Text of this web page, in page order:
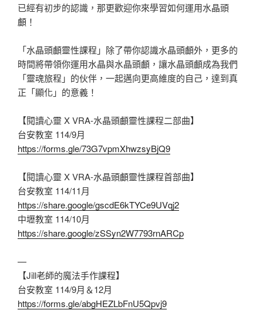
已經有初步的認識，那更歡迎你來學習如何運用水晶頭
顱！
「水晶頭顱靈性課程」除了帶你認識水晶頭顱外，更多的
時間將帶領你運用水晶與水晶頭顱，讓水晶頭顱成為我們
「靈魂旅程」的伙伴，一起邁向更高維度的自己，達到真
正「顯化」的意義！
【閱讀心靈 X VRA-水晶頭顱靈性課程二部曲】
台安教室 114/9月
https://forms.gle/73G7vpmXhwzsyBjQ9
【閱讀心靈 X VRA-水晶頭顱靈性課程首部曲】
台安教室 114/11月
https://share.google/gscdE6kTYCe9UVqj2
中壢教室 114/10月
https://share.google/zSSyn2W7793rnARCp
—
【Jill老師的魔法手作課程】
台安教室 114/9月＆12月
https://forms.gle/abgHEZLbFnU5Qpvj9